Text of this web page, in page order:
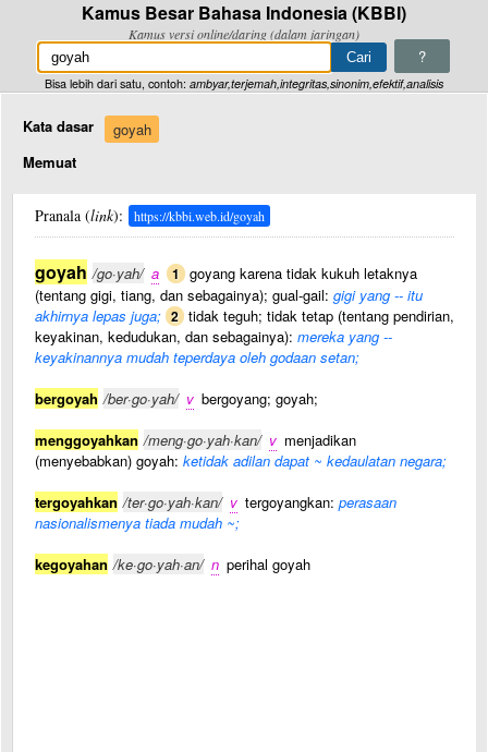
Kamus Besar Bahasa Indonesia (KBBI)
Kamus versi online/daring (dalam jaringan)
?
Bisa lebih dari satu, contoh: ambyar,terjemah,integritas,sinonim,efektif,analisis
Kata dasar
goyah
Memuat
Pranala (link): https://kbbi.web.id/goyah
goyah /go·yah/ a 1 goyang karena tidak kukuh letaknya
(tentang gigi, tiang, dan sebagainya); gual-gail: gigi yang -- itu
akhirnya lepas juga; 2 tidak teguh; tidak tetap (tentang pendirian,
keyakinan, kedudukan, dan sebagainya): mereka yang --
keyakinannya mudah teperdaya oleh godaan setan;
bergoyah /ber·go·yah/ v bergoyang; goyah;
menggoyahkan /meng·go·yah·kan/ v menjadikan
(menyebabkan) goyah: ketidak adilan dapat ~ kedaulatan negara;
tergoyahkan /ter·go·yah·kan/ v tergoyangkan: perasaan
nasionalismenya tiada mudah ~;
kegoyahan /ke·go·yah·an/ n perihal goyah